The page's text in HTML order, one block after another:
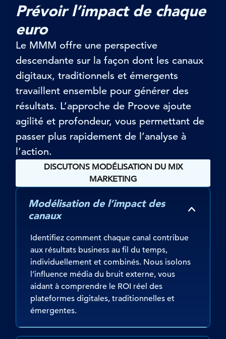
Prévoir l’impact de chaque
euro
Le MMM offre une perspective
descendante sur la façon dont les canaux
digitaux, traditionnels et émergents
travaillent ensemble pour générer des
résultats. L’approche de Proove ajoute
agilité et profondeur, vous permettant de
passer plus rapidement de l’analyse à
l’action.
DISCUTONS MODÉLISATION DU MIX
MARKETING
Modélisation de l’impact des
canaux
Identifiez comment chaque canal contribue
aux résultats business au fil du temps,
individuellement et combinés. Nous isolons
l’influence média du bruit externe, vous
aidant à comprendre le ROI réel des
plateformes digitales, traditionnelles et
émergentes.